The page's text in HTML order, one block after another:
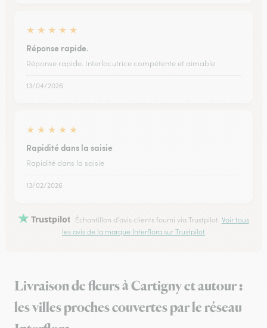
★ ★ ★ ★ ★
Réponse rapide.
Réponse rapide. Interlocutrice compétente et aimable
13/04/2026
★ ★ ★ ★ ★
Rapidité dans la saisie
Rapidité dans la saisie
13/02/2026
Trustpilot Échantillon d'avis clients fourni via Trustpilot. Voir tous
les avis de la marque Interflora sur Trustpilot
Livraison de fleurs à Cartigny et autour :
les villes proches couvertes par le réseau